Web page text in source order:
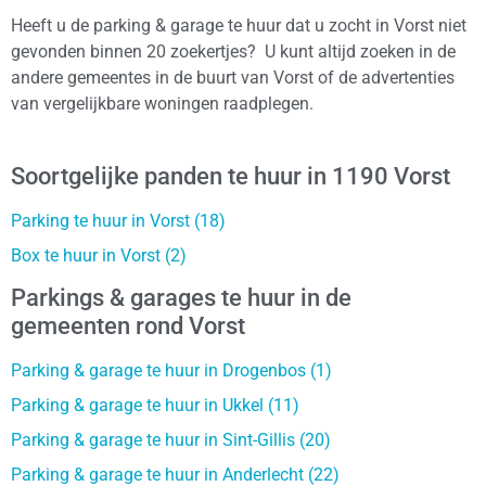
Heeft u de parking & garage te huur dat u zocht in Vorst niet
gevonden binnen 20 zoekertjes? U kunt altijd zoeken in de
andere gemeentes in de buurt van Vorst of de advertenties
van vergelijkbare woningen raadplegen.
Soortgelijke panden te huur in 1190 Vorst
Parking te huur in Vorst (18)
Box te huur in Vorst (2)
Parkings & garages te huur in de
gemeenten rond Vorst
Parking & garage te huur in Drogenbos (1)
Parking & garage te huur in Ukkel (11)
Parking & garage te huur in Sint-Gillis (20)
Parking & garage te huur in Anderlecht (22)